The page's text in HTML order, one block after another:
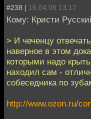
#238 | 15.04.08 13:17
Кому: Кристи
> И чеченцу
наверное в этом
которыми надо
находил сам -
собеседника по
http://www.ozon.ru/